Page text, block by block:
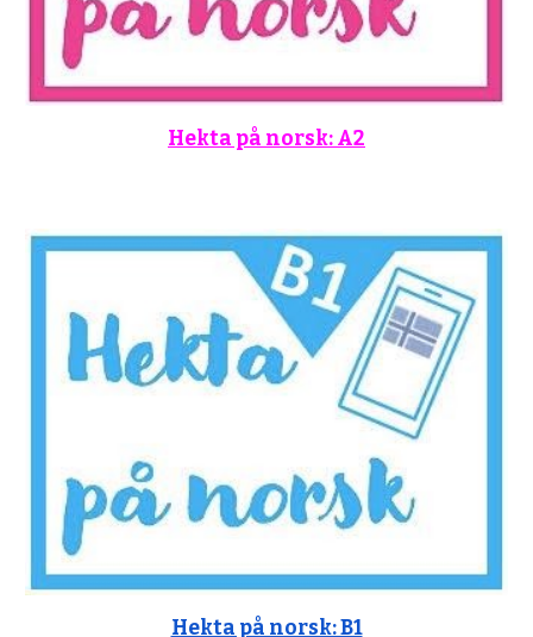
Hekta på norsk: A2
Hekta på norsk: B1